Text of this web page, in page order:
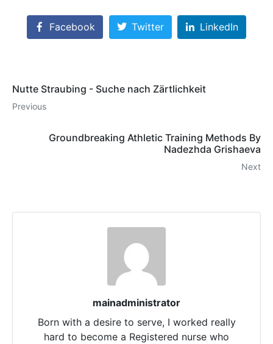
Facebook Twitter LinkedIn
Nutte Straubing - Suche nach Zärtlichkeit
Previous
Groundbreaking Athletic Training Methods By
Nadezhda Grishaeva
Next
mainadministrator
Born with a desire to serve, I worked really
hard to become a Registered nurse who